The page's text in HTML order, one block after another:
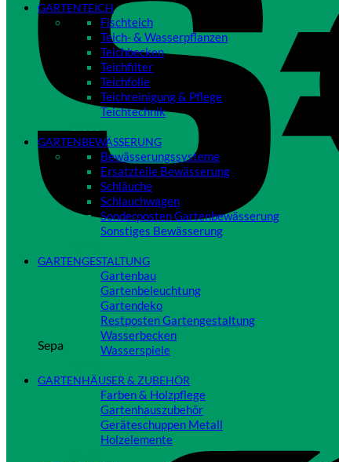
Sepa
GARTENTEICH
Fischteich
Teich- & Wasserpflanzen
Teichbecken
Teichfilter
Teichfolie
Teichreinigung & Pflege
Teichtechnik
GARTENBEWÄSSERUNG
Bewässerungssysteme
Ersatzteile Bewässerung
Schläuche
Schlauchwagen
Sonderposten Gartenbewässerung
Sonstiges Bewässerung
GARTENGESTALTUNG
Gartenbau
Gartenbeleuchtung
Gartendeko
Restposten Gartengestaltung
Wasserbecken
Wasserspiele
GARTENHÄUSER & ZUBEHÖR
Farben & Holzpflege
Gartenhauszubehör
Geräteschuppen Metall
Holzelemente